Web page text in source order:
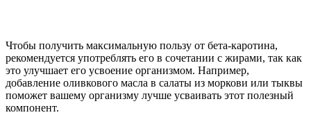
Чтобы получить максимальную пользу от бета-каротина,
рекомендуется употреблять его в сочетании с жирами, так как
это улучшает его усвоение организмом. Например,
добавление оливкового масла в салаты из моркови или тыквы
поможет вашему организму лучше усваивать этот полезный
компонент.